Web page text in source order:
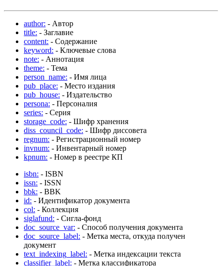
author: - Автор
title: - Заглавие
content: - Содержание
keyword: - Ключевые слова
note: - Аннотация
theme: - Тема
person_name: - Имя лица
pub_place: - Место издания
pub_house: - Издательство
persona: - Персоналия
series: - Серия
storage_code: - Шифр хранения
diss_council_code: - Шифр диссовета
regnum: - Регистрационный номер
invnum: - Инвентарный номер
kpnum: - Номер в реестре КП
isbn: - ISBN
issn: - ISSN
bbk: - BBK
id: - Идентификатор документа
col: - Коллекция
siglafund: - Сигла-фонд
doc_source_var: - Способ получения документа
doc_source_label: - Метка места, откуда получен
документ
text_indexing_label: - Метка индексации текста
classifier_label: - Метка классификатора